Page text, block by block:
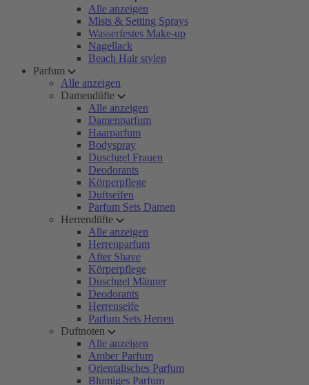
Alle anzeigen
Mists & Setting Sprays
Wasserfestes Make-up
Nagellack
Beach Hair stylen
Parfum
Alle anzeigen
Damendüfte
Alle anzeigen
Damenparfum
Haarparfum
Bodyspray
Duschgel Frauen
Deodorants
Körperpflege
Duftseifen
Parfum Sets Damen
Herrendüfte
Alle anzeigen
Herrenparfum
After Shave
Körperpflege
Duschgel Männer
Deodorants
Herrenseife
Parfum Sets Herren
Duftnoten
Alle anzeigen
Amber Parfum
Orientalisches Parfum
Blumiges Parfum